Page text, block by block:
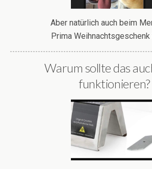
Aber natürlich auch beim
Prima Weihnachtsgeschenk
Warum sollte das
funktionieren?